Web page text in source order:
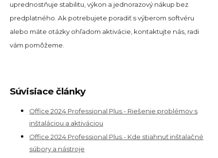
uprednostňuje stabilitu, výkon a jednorazový nákup bez
predplatného. Ak potrebujete poradiť s výberom softvéru
alebo máte otázky ohľadom aktivácie, kontaktujte nás, radi
vám pomôžeme.
Súvisiace články
Office 2024 Professional Plus - Riešenie problémov s
inštaláciou a aktiváciou
Office 2024 Professional Plus - Kde stiahnuť inštalačné
súbory a nástroje